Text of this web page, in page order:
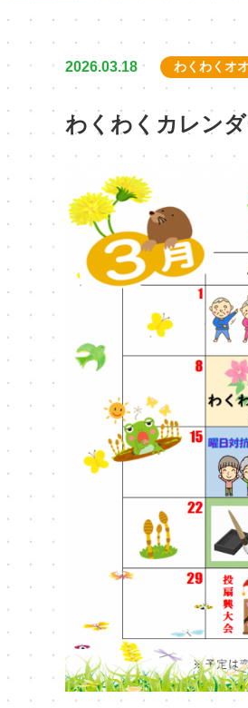
2026.03.18 わくわくオ
わくわくカレン